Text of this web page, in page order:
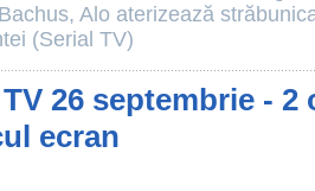
, Alo aterizează
(Serial TV)
26 septembrie -
ecran